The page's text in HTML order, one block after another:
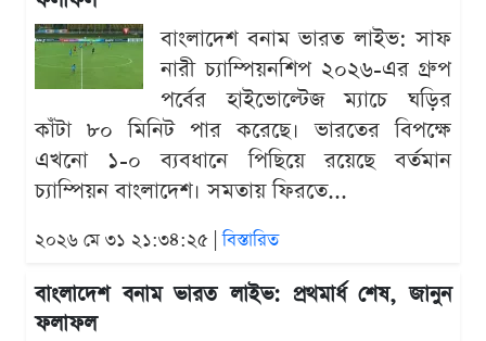
বাংলাদেশ বনাম ভারত লাইভ: সাফ
নারী চ্যাম্পিয়নশিপ ২০২৬-এর গ্রুপ
পর্বের হাইভোল্টেজ ম্যাচে ঘড়ির
কাঁটা ৮০ মিনিট পার করেছে। ভারতের বিপক্ষে
এখনো ১-০ ব্যবধানে পিছিয়ে রয়েছে বর্তমান
চ্যাম্পিয়ন বাংলাদেশ। সমতায় ফিরতে...
২০২৬ মে ৩১ ২১:৩৪:২৫ |বিস্তারিত
বাংলাদেশ বনাম ভারত লাইভ: প্রথমার্ধ শেষ, জানুন
ফলাফল